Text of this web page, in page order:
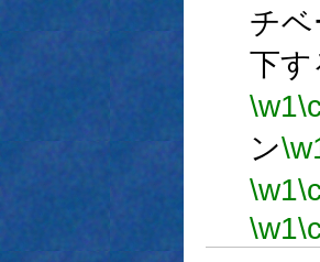
チベ
下
\w1
ン
\w1
\w1